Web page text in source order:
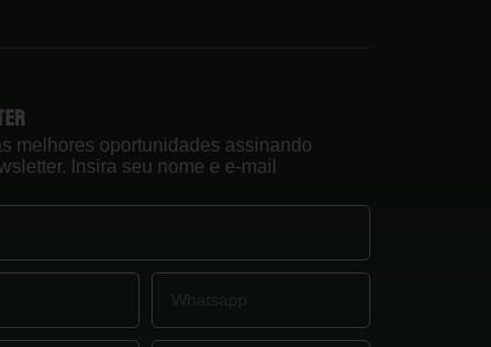
melhores oportunidades assinando
Insira seu nome e e-mail